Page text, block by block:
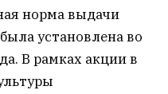
норма выдачи
установлена во
В рамках акции в